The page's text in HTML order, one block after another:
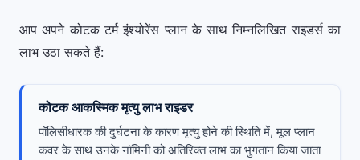
आप अपने कोटक टर्म इंश्योरेंस प्लान के साथ निम्नलिखित राइडर्स का
लाभ उठा सकते हैं:
कोटक आकस्मिक मृत्यु लाभ राइडर
पॉलिसीधारक की दुर्घटना के कारण मृत्यु होने की स्थिति में, मूल प्लान
कवर के साथ उनके नॉमिनी को अतिरिक्त लाभ का भुगतान किया जाता